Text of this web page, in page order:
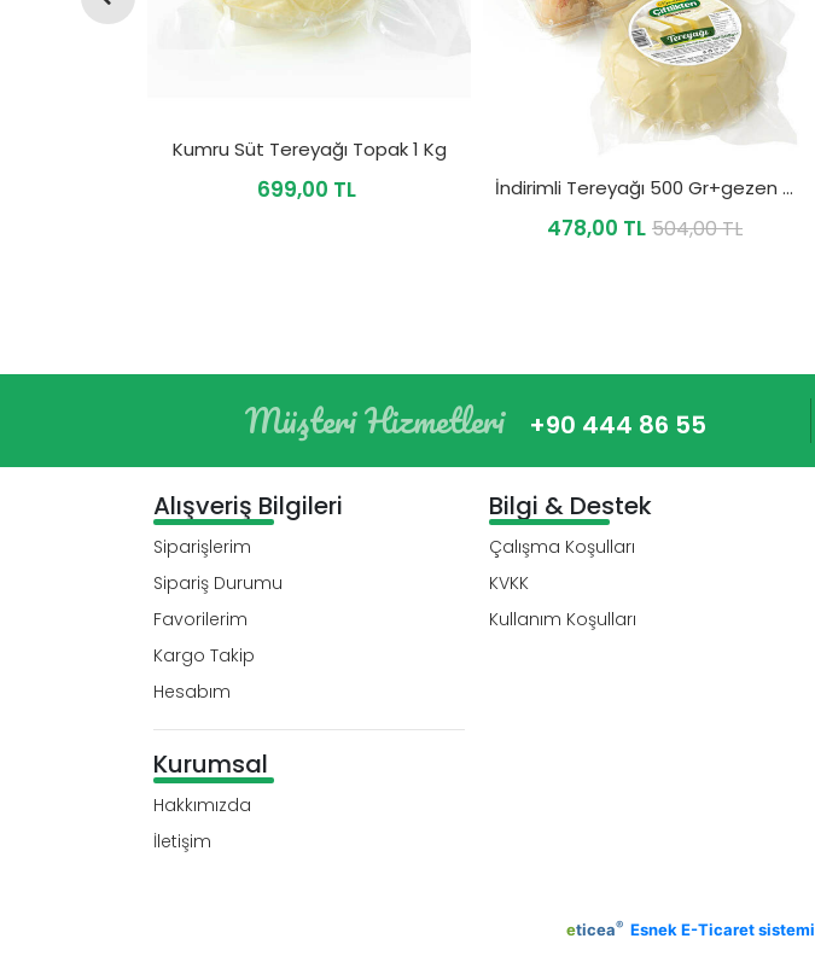
Kumru Süt Tereyağı Topak 1 Kg
699,00 TL İndirimli Tereyağı 500 Gr+gezen Tavuk Yumurtası 15'li
478,00 TL 504,00 TL
Müşteri Hizmetleri +90 444 86 55
Alışveriş Bilgileri
Siparişlerim
Sipariş Durumu
Favorilerim
Kargo Takip
Hesabım
Kurumsal
Hakkımızda
İletişim
Bilgi & Destek
Çalışma Koşulları
KVKK
Kullanım Koşulları
eticea®Esnek E-Ticaret sistemi